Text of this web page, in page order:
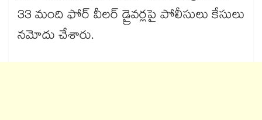
33 మంది ఫోర్ వీలర్ డ్రైవర్లపై పోలీసులు కేసులు
నమోదు చేశారు.